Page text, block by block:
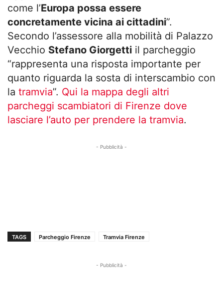
come l’Europa possa essere
concretamente vicina ai cittadini”.
Secondo l’assessore alla mobilità di Palazzo
Vecchio Stefano Giorgetti il parcheggio
“rappresenta una risposta importante per
quanto riguarda la sosta di interscambio con
la tramvia”. Qui la mappa degli altri
parcheggi scambiatori di Firenze dove
lasciare l’auto per prendere la tramvia.
- Pubblicità -
TAGS Parcheggio Firenze Tramvia Firenze
- Pubblicità -